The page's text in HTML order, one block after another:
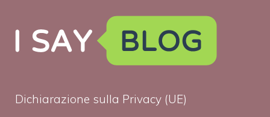
Dichiarazione sulla Privacy (UE)